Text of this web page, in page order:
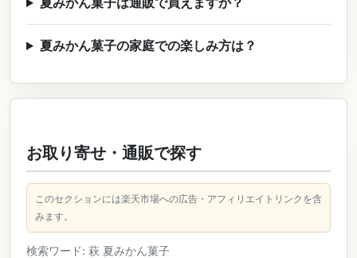
夏みかん菓子の家庭での楽しみ方は？
お取り寄せ・通販で探す
このセクションには楽天市場への広告・アフィリエイトリンクを含
みます。
検索ワード: 萩 夏みかん菓子